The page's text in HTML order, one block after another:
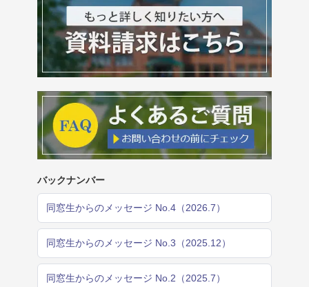
バックナンバー
同窓生からのメッセージ No.4（2026.7）
同窓生からのメッセージ No.3（2025.12）
同窓生からのメッセージ No.2（2025.7）